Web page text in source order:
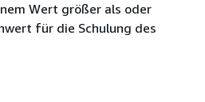
Wert größer als oder
für die Schulung des